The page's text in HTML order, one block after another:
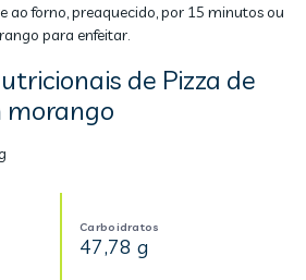
ao forno, preaquecido, por 15 minutos ou
para enfeitar.
de Pizza de
morango
Carboidratos
47,78 g